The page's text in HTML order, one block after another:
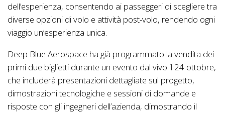
dell’esperienza, consentendo ai passeggeri di scegliere tra
diverse opzioni di volo e attività post-volo, rendendo ogni
viaggio un’esperienza unica.
Deep Blue Aerospace ha già programmato la vendita dei
primi due biglietti durante un evento dal vivo il 24 ottobre,
che includerà presentazioni dettagliate sul progetto,
dimostrazioni tecnologiche e sessioni di domande e
risposte con gli ingegneri dell’azienda, dimostrando il